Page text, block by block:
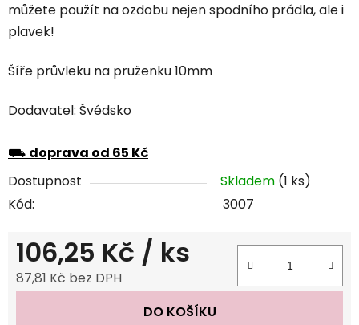
můžete použít na ozdobu nejen spodního prádla, ale i
plavek!
Šíře průvleku na pruženku 10mm
Dodavatel: Švédsko
⛟ doprava od 65 Kč
Dostupnost
Skladem (1 ks)
Kód:
3007
106,25 Kč / ks
87,81 Kč bez DPH
DO KOŠÍKU